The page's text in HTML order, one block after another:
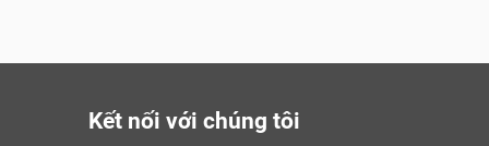
Kết nối với chúng tôi